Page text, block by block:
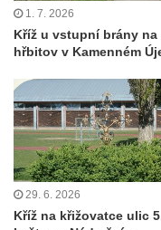
Rychnově u
Boží muka Anděl
Rychnově u
Centrální kříž
svatého Václava v
nad Nisou
Misijní kříž na
Rychnově u
Kříž u domu čp. 23
1. 7. 2026
Kříž u vstupní brány na
hřbitov v Kamenném
29. 6. 2026
Kříž na křižovatce ulic